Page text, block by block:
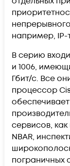
например, IP-
В серию
и 1006,
Гбит/с. Все
процессор
сервисов,
NBAR,
пограничных